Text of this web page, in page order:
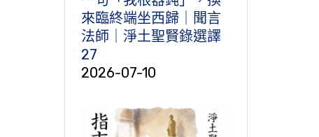
來臨終端坐西歸｜聞言
法師｜淨土聖賢錄選譯
27
2026-07-10